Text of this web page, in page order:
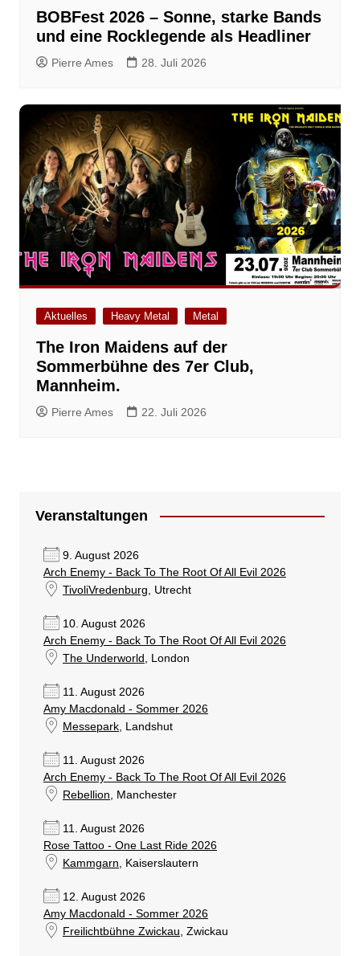
BOBFest 2026 – Sonne, starke Bands
und eine Rocklegende als Headliner
Pierre Ames 28. Juli 2026
Aktuelles Heavy Metal Metal
The Iron Maidens auf der
Sommerbühne des 7er Club,
Mannheim.
Pierre Ames 22. Juli 2026
Veranstaltungen
9. August 2026
Arch Enemy - Back To The Root Of All Evil 2026
TivoliVredenburg , Utrecht
10. August 2026
Arch Enemy - Back To The Root Of All Evil 2026
The Underworld , London
11. August 2026
Amy Macdonald - Sommer 2026
Messepark, Landshut
11. August 2026
Arch Enemy - Back To The Root Of All Evil 2026
Rebellion , Manchester
11. August 2026
Rose Tattoo - One Last Ride 2026
Kammgarn , Kaiserslautern
12. August 2026
Amy Macdonald - Sommer 2026
Freilichtbühne Zwickau , Zwickau